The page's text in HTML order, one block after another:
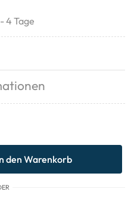
4 Tage
den Warenkorb